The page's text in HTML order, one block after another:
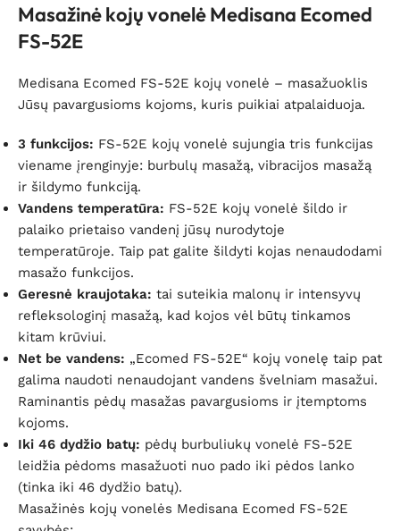
Masažinė kojų vonelė Medisana Ecomed
FS-52E
Medisana Ecomed FS-52E kojų vonelė – masažuoklis
Jūsų pavargusioms kojoms, kuris puikiai atpalaiduoja.
3 funkcijos: FS-52E kojų vonelė sujungia tris funkcijas
viename įrenginyje: burbulų masažą, vibracijos masažą
ir šildymo funkciją.
Vandens temperatūra: FS-52E kojų vonelė šildo ir
palaiko prietaiso vandenį jūsų nurodytoje
temperatūroje. Taip pat galite šildyti kojas nenaudodami
masažo funkcijos.
Geresnė kraujotaka: tai suteikia malonų ir intensyvų
refleksologinį masažą, kad kojos vėl būtų tinkamos
kitam krūviui.
Net be vandens: „Ecomed FS-52E“ kojų vonelę taip pat
galima naudoti nenaudojant vandens švelniam masažui.
Raminantis pėdų masažas pavargusioms ir įtemptoms
kojoms.
Iki 46 dydžio batų: pėdų burbuliukų vonelė FS-52E
leidžia pėdoms masažuoti nuo pado iki pėdos lanko
(tinka iki 46 dydžio batų).
Masažinės kojų vonelės Medisana Ecomed FS-52E